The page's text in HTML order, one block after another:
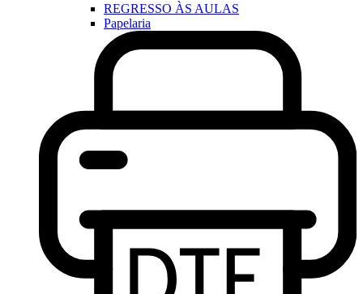
REGRESSO ÀS AULAS
Papelaria